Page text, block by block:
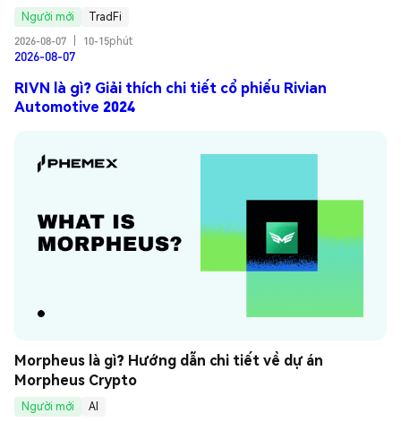
Người mới
TradFi
2026-08-07
10-15phút
2026-08-07
RIVN là gì? Giải thích chi tiết cổ phiếu Rivian
Automotive 2024
Morpheus là gì? Hướng dẫn chi tiết về dự án
Morpheus Crypto
Người mới
AI